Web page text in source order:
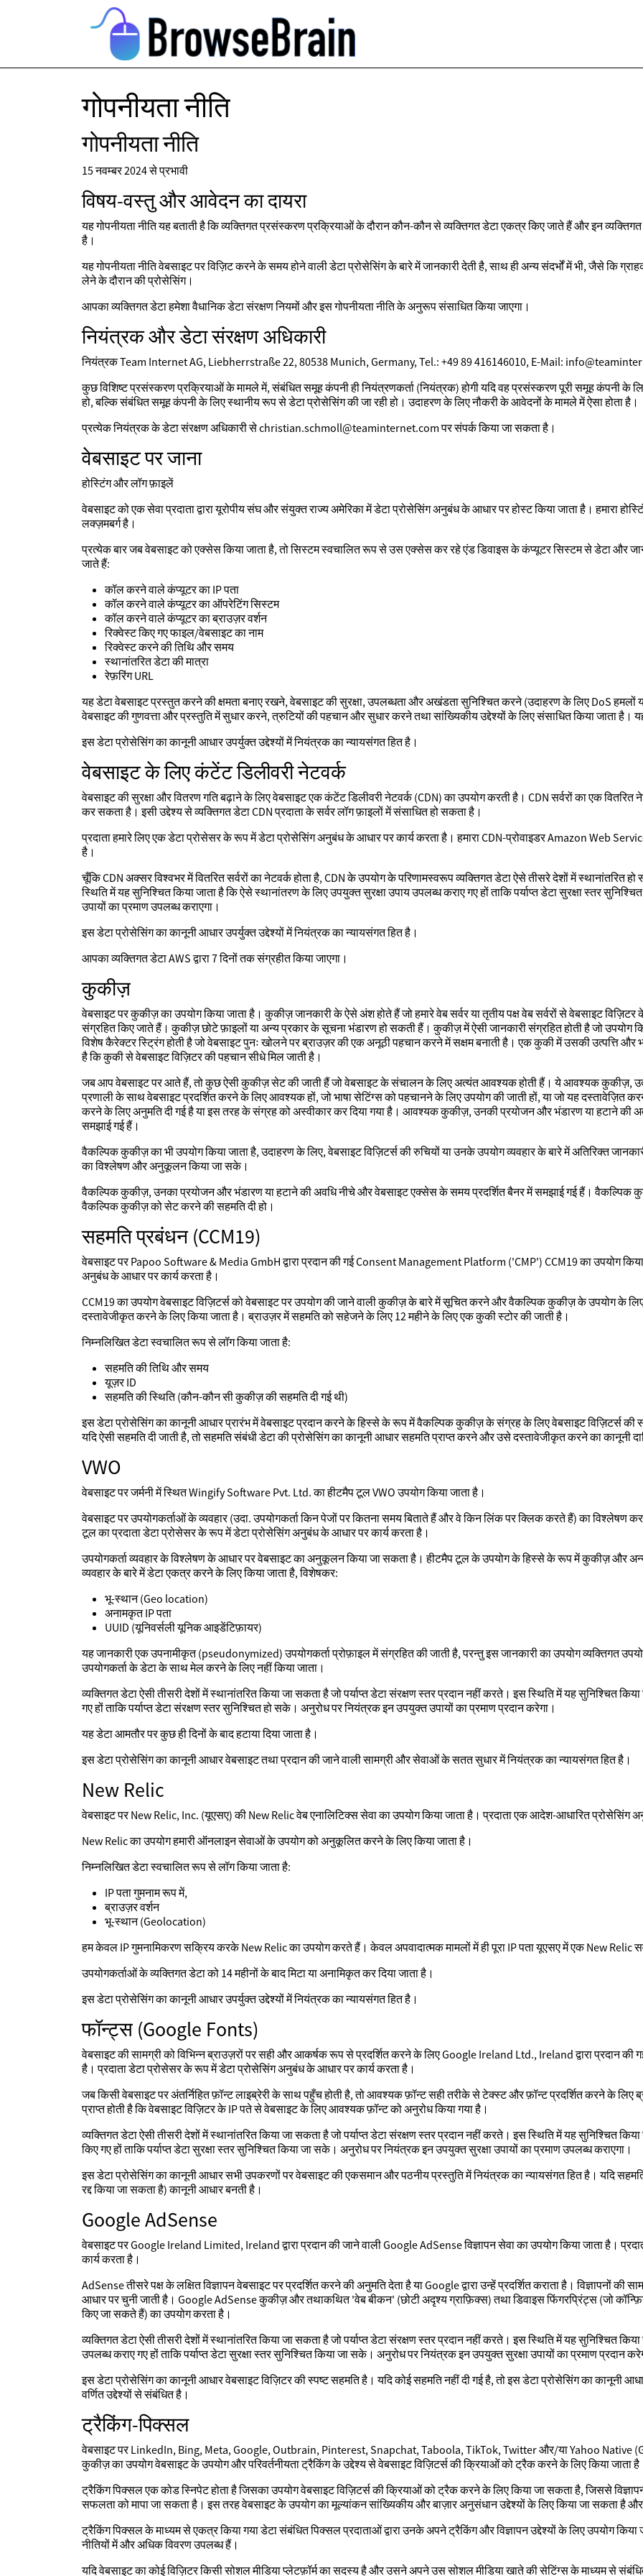
गोपनीयता नीति
गोपनीयता नीति
15 नवम्बर 2024 से प्रभावी
विषय-वस्तु और आवेदन का दायरा
यह गोपनीयता नीति यह बताती है कि व्यक्तिगत प्रसंस्करण प्रक्रियाओं के दौरान कौन-कौन से व्यक्तिगत डेटा एकत्र किए जाते हैं और इन
है।
यह गोपनीयता नीति वेबसाइट पर विज़िट करने के समय होने वाली डेटा प्रोसेसिंग के बारे में जानकारी देती है, साथ ही अन्य संदर्भों में भी, जैसे कि
लेने के दौरान की प्रोसेसिंग।
आपका व्यक्तिगत डेटा हमेशा वैधानिक डेटा संरक्षण नियमों और इस गोपनीयता नीति के अनुरूप संसाधित किया जाएगा।
नियंत्रक और डेटा संरक्षण अधिकारी
नियंत्रक Team Internet AG, Liebherrstraße 22, 80538 Munich, Germany, Tel.: +49 89 416146010, E-Mail:
कुछ विशिष्ट प्रसंस्करण प्रक्रियाओं के मामले में, संबंधित समूह कंपनी ही नियंत्रणकर्ता (नियंत्रक) होगी यदि वह प्रसंस्करण पूरी समूह कंपनी के
हो, बल्कि संबंधित समूह कंपनी के लिए स्थानीय रूप से डेटा प्रोसेसिंग की जा रही हो। उदाहरण के लिए नौकरी के आवेदनों के मामले में ऐसा होता है।
प्रत्येक नियंत्रक के डेटा संरक्षण अधिकारी से christian.schmoll@teaminternet.com पर संपर्क किया जा सकता है।
वेबसाइट पर जाना
होस्टिंग और लॉग फ़ाइलें
वेबसाइट को एक सेवा प्रदाता द्वारा यूरोपीय संघ और संयुक्त राज्य अमेरिका में डेटा प्रोसेसिंग अनुबंध के आधार पर होस्ट किया जाता है। हमारा
लक्ज़मबर्ग है।
प्रत्येक बार जब वेबसाइट को एक्सेस किया जाता है, तो सिस्टम स्वचालित रूप से उस एक्सेस कर रहे एंड डिवाइस के कंप्यूटर सिस्टम से डेटा और
जाते हैं:
कॉल करने वाले कंप्यूटर का IP पता
कॉल करने वाले कंप्यूटर का ऑपरेटिंग सिस्टम
कॉल करने वाले कंप्यूटर का ब्राउज़र वर्शन
रिक्वेस्ट किए गए फाइल/वेबसाइट का नाम
रिक्वेस्ट करने की तिथि और समय
स्थानांतरित डेटा की मात्रा
रेफ़रिंग URL
यह डेटा वेबसाइट प्रस्तुत करने की क्षमता बनाए रखने, वेबसाइट की सुरक्षा, उपलब्धता और अखंडता सुनिश्चित करने (उदाहरण के लिए DoS हमलों
वेबसाइट की गुणवत्ता और प्रस्तुति में सुधार करने, त्रुटियों की पहचान और सुधार करने तथा सांख्यिकीय उद्देश्यों के लिए संसाधित किया जाता है।
इस डेटा प्रोसेसिंग का कानूनी आधार उपर्युक्त उद्देश्यों में नियंत्रक का न्यायसंगत हित है।
वेबसाइट के लिए कंटेंट डिलीवरी नेटवर्क
वेबसाइट की सुरक्षा और वितरण गति बढ़ाने के लिए वेबसाइट एक कंटेंट डिलीवरी नेटवर्क (CDN) का उपयोग करती है। CDN सर्वरों का एक वितरित
कर सकता है। इसी उद्देश्य से व्यक्तिगत डेटा CDN प्रदाता के सर्वर लॉग फ़ाइलों में संसाधित हो सकता है।
प्रदाता हमारे लिए एक डेटा प्रोसेसर के रूप में डेटा प्रोसेसिंग अनुबंध के आधार पर कार्य करता है। हमारा CDN-प्रोवाइडर Amazon Web
है।
चूँकि CDN अक्सर विश्वभर में वितरित सर्वरों का नेटवर्क होता है, CDN के उपयोग के परिणामस्वरूप व्यक्तिगत डेटा ऐसे तीसरे देशों में स्थानांतरित हो
स्थिति में यह सुनिश्चित किया जाता है कि ऐसे स्थानांतरण के लिए उपयुक्त सुरक्षा उपाय उपलब्ध कराए गए हों ताकि पर्याप्त डेटा सुरक्षा स्तर
उपायों का प्रमाण उपलब्ध कराएगा।
इस डेटा प्रोसेसिंग का कानूनी आधार उपर्युक्त उद्देश्यों में नियंत्रक का न्यायसंगत हित है।
आपका व्यक्तिगत डेटा AWS द्वारा 7 दिनों तक संग्रहीत किया जाएगा।
कुकीज़
वेबसाइट पर कुकीज़ का उपयोग किया जाता है। कुकीज़ जानकारी के ऐसे अंश होते हैं जो हमारे वेब सर्वर या तृतीय पक्ष वेब सर्वरों से वेबसाइट
संग्रहित किए जाते हैं। कुकीज़ छोटे फ़ाइलों या अन्य प्रकार के सूचना भंडारण हो सकती हैं। कुकीज़ में ऐसी जानकारी संग्रहित होती है जो उपयोग
विशेष कैरेक्टर स्ट्रिंग होती है जो वेबसाइट पुनः खोलने पर ब्राउज़र की एक अनूठी पहचान करने में सक्षम बनाती है। एक कुकी में उसकी उत्पत्ति और
है कि कुकी से वेबसाइट विज़िटर की पहचान सीधे मिल जाती है।
जब आप वेबसाइट पर आते हैं, तो कुछ ऐसी कुकीज़ सेट की जाती हैं जो वेबसाइट के संचालन के लिए अत्यंत आवश्यक होती हैं। ये आवश्यक कुकीज़,
प्रणाली के साथ वेबसाइट प्रदर्शित करने के लिए आवश्यक हों, जो भाषा सेटिंग्स को पहचानने के लिए उपयोग की जाती हों, या जो यह
करने के लिए अनुमति दी गई है या इस तरह के संग्रह को अस्वीकार कर दिया गया है। आवश्यक कुकीज़, उनकी प्रयोजन और भंडारण या हटाने की
समझाई गई हैं।
वैकल्पिक कुकीज़ का भी उपयोग किया जाता है, उदाहरण के लिए, वेबसाइट विज़िटर्स की रुचियों या उनके उपयोग व्यवहार के बारे में अतिरिक्त
का विश्लेषण और अनुकूलन किया जा सके।
वैकल्पिक कुकीज़, उनका प्रयोजन और भंडारण या हटाने की अवधि नीचे और वेबसाइट एक्सेस के समय प्रदर्शित बैनर में समझाई गई हैं।
वैकल्पिक कुकीज़ को सेट करने की सहमति दी हो।
सहमति प्रबंधन (CCM19)
वेबसाइट पर Papoo Software & Media GmbH द्वारा प्रदान की गई Consent Management Platform ('CMP') CCM19 का उपयोग
अनुबंध के आधार पर कार्य करता है।
CCM19 का उपयोग वेबसाइट विज़िटर्स को वेबसाइट पर उपयोग की जाने वाली कुकीज़ के बारे में सूचित करने और वैकल्पिक कुकीज़ के उपयोग के
दस्तावेजीकृत करने के लिए किया जाता है। ब्राउज़र में सहमति को सहेजने के लिए 12 महीने के लिए एक कुकी स्टोर की जाती है।
निम्नलिखित डेटा स्वचालित रूप से लॉग किया जाता है:
सहमति की तिथि और समय
यूज़र ID
सहमति की स्थिति (कौन-कौन सी कुकीज़ की सहमति दी गई थी)
इस डेटा प्रोसेसिंग का कानूनी आधार प्रारंभ में वेबसाइट प्रदान करने के हिस्से के रूप में वैकल्पिक कुकीज़ के संग्रह के लिए वेबसाइट विज़िटर्स की
यदि ऐसी सहमति दी जाती है, तो सहमति संबंधी डेटा की प्रोसेसिंग का कानूनी आधार सहमति प्राप्त करने और उसे दस्तावेजीकृत करने का कानूनी
VWO
वेबसाइट पर जर्मनी में स्थित Wingify Software Pvt. Ltd. का हीटमैप टूल VWO उपयोग किया जाता है।
वेबसाइट पर उपयोगकर्ताओं के व्यवहार (उदा. उपयोगकर्ता किन पेजों पर कितना समय बिताते हैं और वे किन लिंक पर क्लिक करते हैं) का विश्लेषण
टूल का प्रदाता डेटा प्रोसेसर के रूप में डेटा प्रोसेसिंग अनुबंध के आधार पर कार्य करता है।
उपयोगकर्ता व्यवहार के विश्लेषण के आधार पर वेबसाइट का अनुकूलन किया जा सकता है। हीटमैप टूल के उपयोग के हिस्से के रूप में कुकीज़ और
व्यवहार के बारे में डेटा एकत्र करने के लिए किया जाता है, विशेषकर:
भू-स्थान (Geo location)
अनामकृत IP पता
UUID (यूनिवर्सली यूनिक आइडेंटिफ़ायर)
यह जानकारी एक उपनामीकृत (pseudonymized) उपयोगकर्ता प्रोफ़ाइल में संग्रहित की जाती है, परन्तु इस जानकारी का उपयोग व्यक्तिगत
उपयोगकर्ता के डेटा के साथ मेल करने के लिए नहीं किया जाता।
व्यक्तिगत डेटा ऐसी तीसरी देशों में स्थानांतरित किया जा सकता है जो पर्याप्त डेटा संरक्षण स्तर प्रदान नहीं करते। इस स्थिति में यह सुनिश्चित
गए हों ताकि पर्याप्त डेटा संरक्षण स्तर सुनिश्चित हो सके। अनुरोध पर नियंत्रक इन उपयुक्त उपायों का प्रमाण प्रदान करेगा।
यह डेटा आमतौर पर कुछ ही दिनों के बाद हटाया दिया जाता है।
इस डेटा प्रोसेसिंग का कानूनी आधार वेबसाइट तथा प्रदान की जाने वाली सामग्री और सेवाओं के सतत सुधार में नियंत्रक का न्यायसंगत हित है।
New Relic
वेबसाइट पर New Relic, Inc. (यूएसए) की New Relic वेब एनालिटिक्स सेवा का उपयोग किया जाता है। प्रदाता एक आदेश-आधारित
New Relic का उपयोग हमारी ऑनलाइन सेवाओं के उपयोग को अनुकूलित करने के लिए किया जाता है।
निम्नलिखित डेटा स्वचालित रूप से लॉग किया जाता है:
IP पता गुमनाम रूप में,
ब्राउज़र वर्शन
भू-स्थान (Geolocation)
हम केवल IP गुमनामिकरण सक्रिय करके New Relic का उपयोग करते हैं। केवल अपवादात्मक मामलों में ही पूरा IP पता यूएसए में एक New Relic
उपयोगकर्ताओं के व्यक्तिगत डेटा को 14 महीनों के बाद मिटा या अनामिकृत कर दिया जाता है।
इस डेटा प्रोसेसिंग का कानूनी आधार उपर्युक्त उद्देश्यों में नियंत्रक का न्यायसंगत हित है।
फॉन्ट्स (Google Fonts)
वेबसाइट की सामग्री को विभिन्न ब्राउज़रों पर सही और आकर्षक रूप से प्रदर्शित करने के लिए Google Ireland Ltd., Ireland द्वारा प्रदान की
है। प्रदाता डेटा प्रोसेसर के रूप में डेटा प्रोसेसिंग अनुबंध के आधार पर कार्य करता है।
जब किसी वेबसाइट पर अंतर्निहित फ़ॉन्ट लाइब्रेरी के साथ पहुँच होती है, तो आवश्यक फ़ॉन्ट सही तरीके से टेक्स्ट और फ़ॉन्ट प्रदर्शित करने के
प्राप्त होती है कि वेबसाइट विज़िटर के IP पते से वेबसाइट के लिए आवश्यक फ़ॉन्ट को अनुरोध किया गया है।
व्यक्तिगत डेटा ऐसी तीसरी देशों में स्थानांतरित किया जा सकता है जो पर्याप्त डेटा संरक्षण स्तर प्रदान नहीं करते। इस स्थिति में यह सुनिश्चित
किए गए हों ताकि पर्याप्त डेटा सुरक्षा स्तर सुनिश्चित किया जा सके। अनुरोध पर नियंत्रक इन उपयुक्त सुरक्षा उपायों का प्रमाण उपलब्ध कराएगा।
इस डेटा प्रोसेसिंग का कानूनी आधार सभी उपकरणों पर वेबसाइट की एकसमान और पठनीय प्रस्तुति में नियंत्रक का न्यायसंगत हित है। यदि
रद्द किया जा सकता है) कानूनी आधार बनती है।
Google AdSense
वेबसाइट पर Google Ireland Limited, Ireland द्वारा प्रदान की जाने वाली Google AdSense विज्ञापन सेवा का उपयोग किया जाता है।
कार्य करता है।
AdSense तीसरे पक्ष के लक्षित विज्ञापन वेबसाइट पर प्रदर्शित करने की अनुमति देता है या Google द्वारा उन्हें प्रदर्शित कराता है। विज्ञापनों की
आधार पर चुनी जाती है। Google AdSense कुकीज़ और तथाकथित 'वेब बीकन' (छोटी अदृश्य ग्राफ़िक्स) तथा डिवाइस फिंगरप्रिंट्स (जो
किए जा सकते हैं) का उपयोग करता है।
व्यक्तिगत डेटा ऐसी तीसरी देशों में स्थानांतरित किया जा सकता है जो पर्याप्त डेटा संरक्षण स्तर प्रदान नहीं करते। इस स्थिति में यह सुनिश्चित
उपलब्ध कराए गए हों ताकि पर्याप्त डेटा सुरक्षा स्तर सुनिश्चित किया जा सके। अनुरोध पर नियंत्रक इन उपयुक्त सुरक्षा उपायों का प्रमाण प्रदान
इस डेटा प्रोसेसिंग का कानूनी आधार वेबसाइट विज़िटर की स्पष्ट सहमति है। यदि कोई सहमति नहीं दी गई है, तो इस डेटा प्रोसेसिंग का कानूनी
वर्णित उद्देश्यों से संबंधित है।
ट्रैकिंग-पिक्सल
वेबसाइट पर LinkedIn, Bing, Meta, Google, Outbrain, Pinterest, Snapchat, Taboola, TikTok, Twitter और/या Yahoo Native
कुकीज़ का उपयोग वेबसाइट के उपयोग और परिवर्तनीयता ट्रैकिंग के उद्देश्य से वेबसाइट विज़िटर्स की क्रियाओं को ट्रैक करने के लिए किया जाता
ट्रैकिंग पिक्सल एक कोड स्निपेट होता है जिसका उपयोग वेबसाइट विज़िटर्स की क्रियाओं को ट्रैक करने के लिए किया जा सकता है, जिससे
सफलता को मापा जा सकता है। इस तरह वेबसाइट के उपयोग का मूल्यांकन सांख्यिकीय और बाज़ार अनुसंधान उद्देश्यों के लिए किया जा सकता है
ट्रैकिंग पिक्सल के माध्यम से एकत्र किया गया डेटा संबंधित पिक्सल प्रदाताओं द्वारा उनके अपने ट्रैकिंग और विज्ञापन उद्देश्यों के लिए उपयोग
नीतियों में और अधिक विवरण उपलब्ध हैं।
यदि वेबसाइट का कोई विज़िटर किसी सोशल मीडिया प्लेटफ़ॉर्म का सदस्य है और उसने अपने उस सोशल मीडिया खाते की सेटिंग्स के माध्यम से